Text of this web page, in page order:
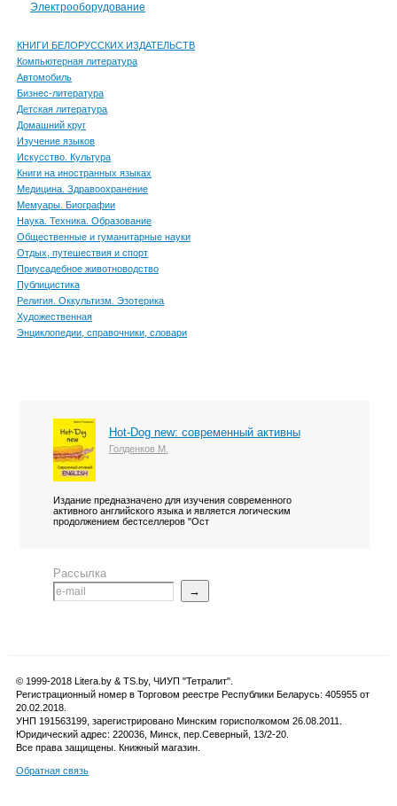
Электрооборудование
КНИГИ БЕЛОРУССКИХ ИЗДАТЕЛЬСТВ
Компьютерная литература
Автомобиль
Бизнес-литература
Детская литература
Домашний круг
Изучение языков
Искусство. Культура
Книги на иностранных языках
Медицина. Здравоохранение
Мемуары. Биографии
Наука. Техника. Образование
Общественные и гуманитарные науки
Отдых, путешествия и спорт
Приусадебное животноводство
Публицистика
Религия. Оккультизм. Эзотерика
Художественная
Энциклопедии, справочники, словари
Hot-Dog new: современный активны
Голденков М.
Издание предназначено для изучения современного
активного английского языка и является логическим
продолжением бестселлеров "Ост
Рассылка
→
© 1999-2018 Litera.by & TS.by, ЧИУП "Тетралит".
Регистрационный номер в Торговом реестре Республики Беларусь: 405955 от
20.02.2018.
УНП 191563199, зарегистрировано Минским горисполкомом 26.08.2011.
Юридический адрес: 220036, Минск, пер.Северный, 13/2-20.
Все права защищены. Книжный магазин.
Обратная связь